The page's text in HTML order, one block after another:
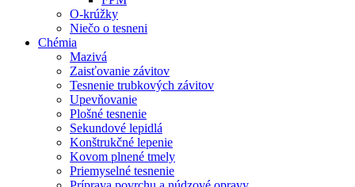
O-krúžky
Niečo o tesneni
Chémia
Mazivá
Zaisťovanie závitov
Tesnenie trubkových závitov
Upevňovanie
Plošné tesnenie
Sekundové lepidlá
Konštrukčné lepenie
Kovom plnené tmely
Priemyselné tesnenie